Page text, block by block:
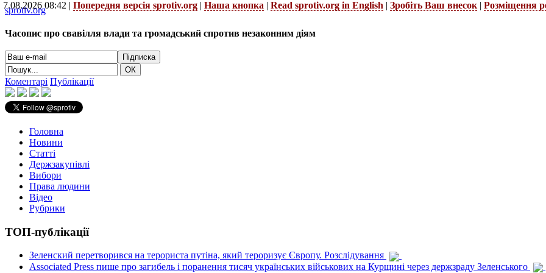
7.08.2026 08:42 | Попередня версія sprotiv.org | Наша кнопка | Read sprotiv.org in English | Зробіть Ваш внесок | Розміщення
sprotiv.org
Часопис про свавілля влади та громадський спротив незаконним діям
Коментарі Публікації
Головна
Новини
Статті
Держзакупівлі
Вибори
Права людини
Відео
Рубрики
ТОП-публікації
Зеленский перетворився на терориста путіна, який тероризує Європу. Розслідування
Associated Press пише про загибель і поранення тисяч українських військових на Курщині через держзраду Зеленського